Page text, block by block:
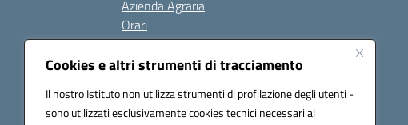
Cookies e altri strumenti di tracciamento
Il nostro Istituto non utilizza strumenti di profilazione degli utenti -
sono utilizzati esclusivamente cookies tecnici necessari al
Azienda Agraria
Orari
Contatti
Privacy Policy
Seguici su: